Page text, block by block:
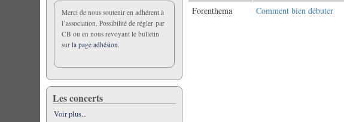
Forenthema Comment bien débuter
Merci de nous soutenir en adhérent à
l’association. Possibilité de régler par
CB ou en nous revoyant le bulletin
surla page adhésion.
Les concerts
Voir plus...